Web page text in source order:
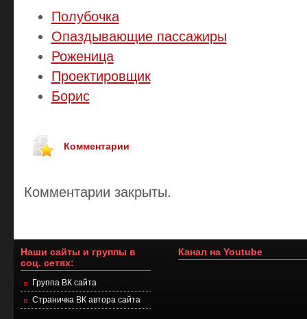
Полубочка
Опаздывающие пассажиры
Роженица
Проектировщик
Борис
Комментарии
Комментарии закрыты.
Наши сайты и группы в
соц. сетях:
Группа ВК сайта
Страничка ВК автора сайта
Канал на Youtube